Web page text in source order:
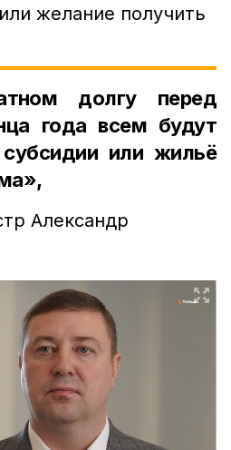
желание получить
долгу перед
года всем будут
или жильё
Александр